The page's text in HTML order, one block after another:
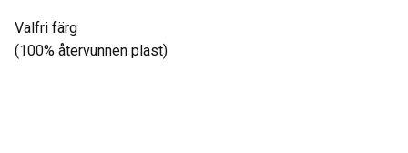
Valfri färg
(100% återvunnen plast)